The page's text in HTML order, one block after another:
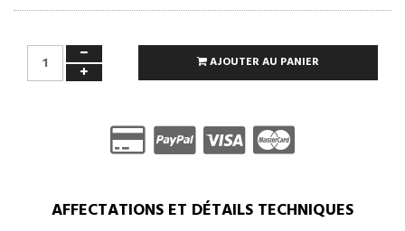
AJOUTER AU PANIER
AFFECTATIONS ET DÉTAILS TECHNIQUES